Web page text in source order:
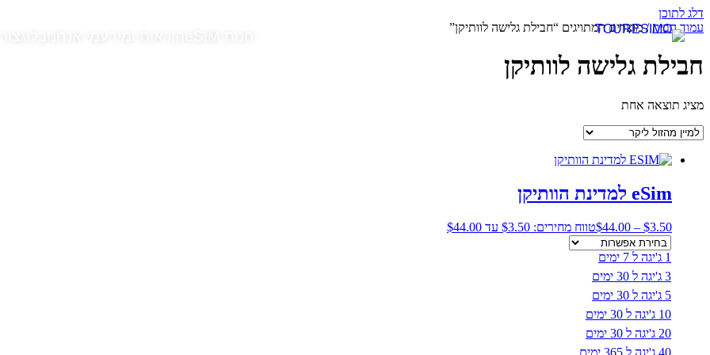
דלג לתוכן
עמוד הבית/ מוצרים המתויגים “חבילת גלישה לוותיקן”
חבילת גלישה לוותיקן
מציג תוצאה אחת
eSim למדינת הוותיקן
$3.50
–
$44.00 טווח מחירים: ⁦$3.50⁩ עד ⁦$44.00⁩
1 ג'יגה ל 7 ימים
3 ג'יגה ל 30 ימים
5 ג'יגה ל 30 ימים
10 ג'יגה ל 30 ימים
20 ג'יגה ל 30 ימים
40 ג'יגה ל 365 ימים